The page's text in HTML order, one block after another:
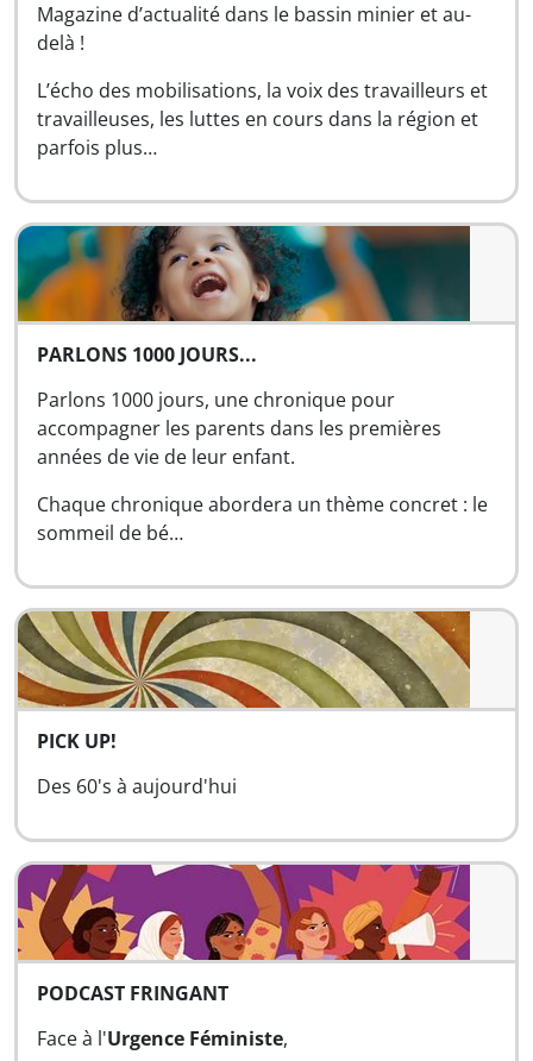
Magazine d’actualité dans le bassin minier et au-
delà !
L’écho des mobilisations, la voix des travailleurs et
travailleuses, les luttes en cours dans la région et
parfois plus…
PARLONS 1000 JOURS...
Parlons 1000 jours, une chronique pour
accompagner les parents dans les premières
années de vie de leur enfant.
Chaque chronique abordera un thème concret : le
sommeil de bé…
PICK UP!
Des 60's à aujourd'hui
PODCAST FRINGANT
Face à l'Urgence Féministe,